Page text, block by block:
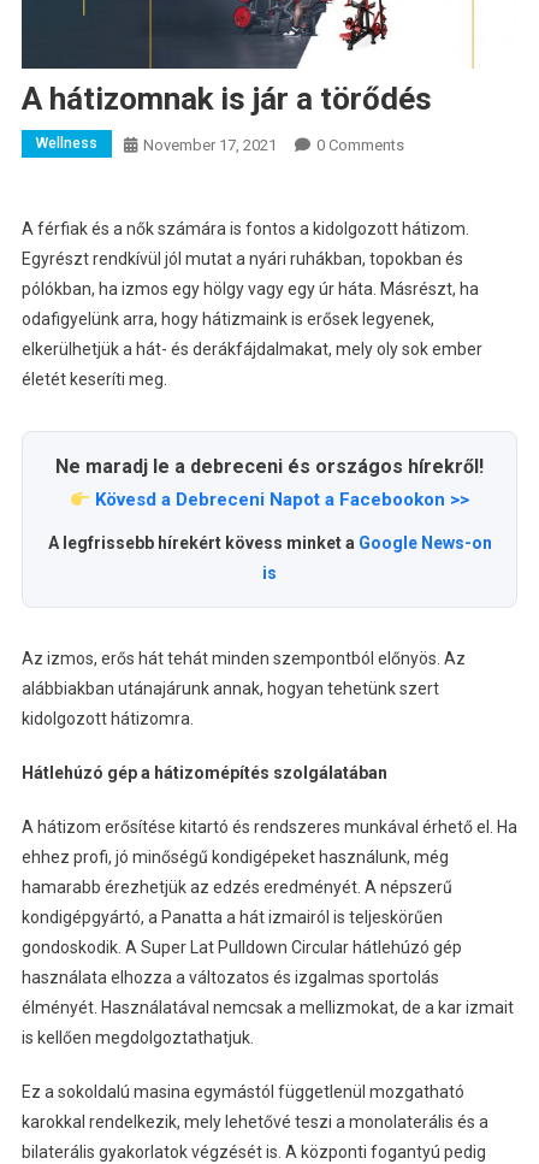
A hátizomnak is jár a törődés
Wellness November 17, 2021 0 Comments
A férfiak és a nők számára is fontos a kidolgozott hátizom.
Egyrészt rendkívül jól mutat a nyári ruhákban, topokban és
pólókban, ha izmos egy hölgy vagy egy úr háta. Másrészt, ha
odafigyelünk arra, hogy hátizmaink is erősek legyenek,
elkerülhetjük a hát- és derákfájdalmakat, mely oly sok ember
életét keseríti meg.
Ne maradj le a debreceni és országos hírekről!
Kövesd a Debreceni Napot a Facebookon >>
A legfrissebb hírekért kövess minket a Google News-on
is
Az izmos, erős hát tehát minden szempontból előnyös. Az
alábbiakban utánajárunk annak, hogyan tehetünk szert
kidolgozott hátizomra.
Hátlehúzó gép a hátizomépítés szolgálatában
A hátizom erősítése kitartó és rendszeres munkával érhető el. Ha
ehhez profi, jó minőségű kondigépeket használunk, még
hamarabb érezhetjük az edzés eredményét. A népszerű
kondigépgyártó, a Panatta a hát izmairól is teljeskörűen
gondoskodik. A Super Lat Pulldown Circular hátlehúzó gép
használata elhozza a változatos és izgalmas sportolás
élményét. Használatával nemcsak a mellizmokat, de a kar izmait
is kellően megdolgoztathatjuk.
Ez a sokoldalú masina egymástól függetlenül mozgatható
karokkal rendelkezik, mely lehetővé teszi a monolaterális és a
bilaterális gyakorlatok végzését is. A központi fogantyú pedig